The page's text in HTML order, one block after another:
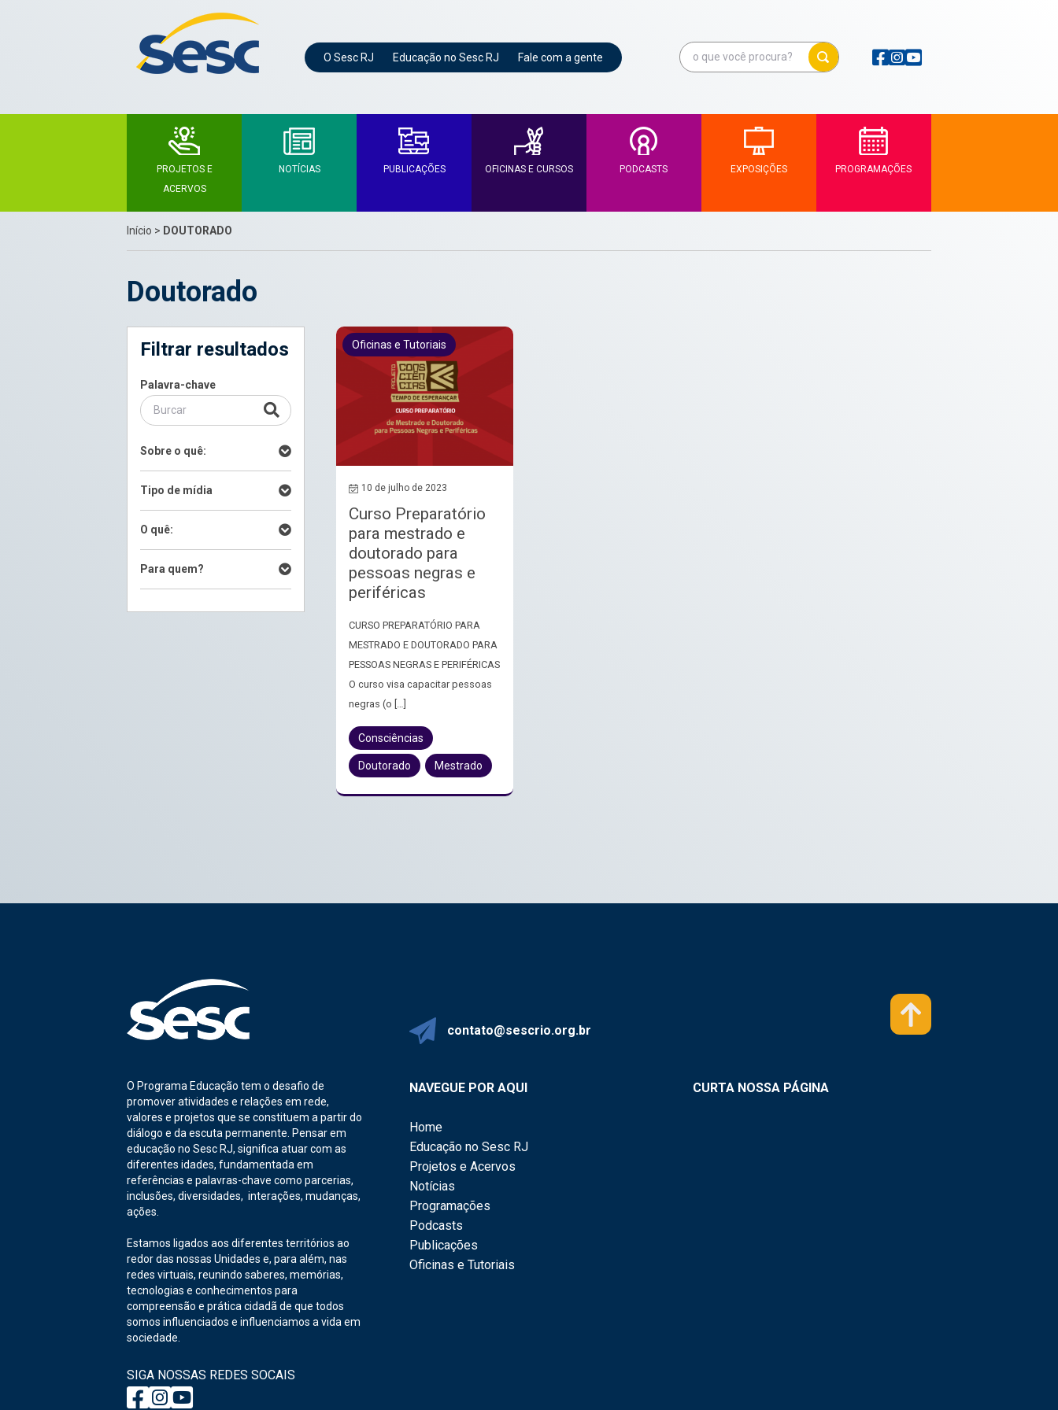
O Sesc RJ Educação no Sesc RJ Fale com a gente
PROJETOS E
ACERVOS
NOTÍCIAS PUBLICAÇÕES OFICINAS E CURSOS PODCASTS EXPOSIÇÕES PROGRAMAÇÕES
Início > DOUTORADO
Doutorado
Filtrar resultados
Palavra-chave
Sobre o quê:
Tipo de mídia
O quê:
Para quem?
Oficinas e Tutoriais
10 de julho de 2023
Curso Preparatório
para mestrado e
doutorado para
pessoas negras e
periféricas
CURSO PREPARATÓRIO PARA
MESTRADO E DOUTORADO PARA
PESSOAS NEGRAS E PERIFÉRICAS
O curso visa capacitar pessoas
negras (o […]
Consciências
Doutorado Mestrado
contato@sescrio.org.br
O Programa Educação tem o desafio de
promover atividades e relações em rede,
valores e projetos que se constituem a partir do
diálogo e da escuta permanente. Pensar em
educação no Sesc RJ, significa atuar com as
diferentes idades, fundamentada em
referências e palavras-chave como parcerias,
inclusões, diversidades, interações, mudanças,
ações.
Estamos ligados aos diferentes territórios ao
redor das nossas Unidades e, para além, nas
redes virtuais, reunindo saberes, memórias,
tecnologias e conhecimentos para
compreensão e prática cidadã de que todos
somos influenciados e influenciamos a vida em
sociedade.
SIGA NOSSAS REDES SOCAIS
NAVEGUE POR AQUI
Home
Educação no Sesc RJ
Projetos e Acervos
Notícias
Programações
Podcasts
Publicações
Oficinas e Tutoriais
CURTA NOSSA PÁGINA